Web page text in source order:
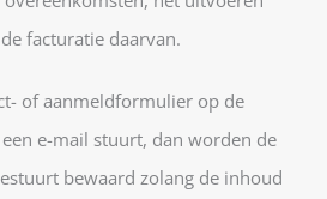
facturatie daarvan.
of aanmeldformulier op de
e-mail stuurt, dan worden de
bewaard zolang de inhoud